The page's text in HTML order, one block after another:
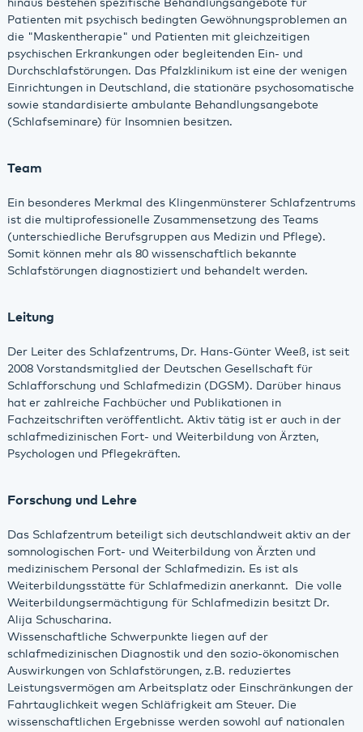
hinaus bestehen spezifische Behandlungsangebote für
Patienten mit psychisch bedingten Gewöhnungsproblemen an
die "Maskentherapie" und Patienten mit gleichzeitigen
psychischen Erkrankungen oder begleitenden Ein- und
Durchschlafstörungen. Das Pfalzklinikum ist eine der wenigen
Einrichtungen in Deutschland, die stationäre psychosomatische
sowie standardisierte ambulante Behandlungsangebote
(Schlafseminare) für Insomnien besitzen.
Team
Ein besonderes Merkmal des Klingenmünsterer Schlafzentrums
ist die multiprofessionelle Zusammensetzung des Teams
(unterschiedliche Berufsgruppen aus Medizin und Pflege).
Somit können mehr als 80 wissenschaftlich bekannte
Schlafstörungen diagnostiziert und behandelt werden.
Leitung
Der Leiter des Schlafzentrums, Dr. Hans-Günter Weeß, ist seit
2008 Vorstandsmitglied der Deutschen Gesellschaft für
Schlafforschung und Schlafmedizin (DGSM). Darüber hinaus
hat er zahlreiche Fachbücher und Publikationen in
Fachzeitschriften veröffentlicht. Aktiv tätig ist er auch in der
schlafmedizinischen Fort- und Weiterbildung von Ärzten,
Psychologen und Pflegekräften.
Forschung und Lehre
Das Schlafzentrum beteiligt sich deutschlandweit aktiv an der
somnologischen Fort- und Weiterbildung von Ärzten und
medizinischem Personal der Schlafmedizin. Es ist als
Weiterbildungsstätte für Schlafmedizin anerkannt. Die volle
Weiterbildungsermächtigung für Schlafmedizin besitzt Dr.
Alija Schuscharina.
Wissenschaftliche Schwerpunkte liegen auf der
schlafmedizinischen Diagnostik und den sozio-ökonomischen
Auswirkungen von Schlafstörungen, z.B. reduziertes
Leistungsvermögen am Arbeitsplatz oder Einschränkungen der
Fahrtauglichkeit wegen Schläfrigkeit am Steuer. Die
wissenschaftlichen Ergebnisse werden sowohl auf nationalen